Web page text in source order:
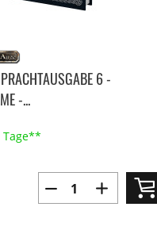
6 -
-...
Tage**